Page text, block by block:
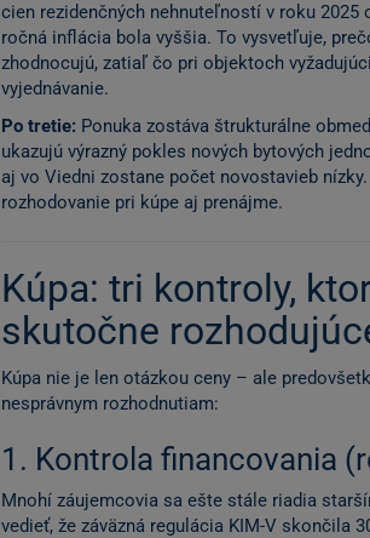
cien rezidenčných nehnuteľností v roku
ročná inflácia bola vyššia. To vysvetľuje,
zhodnocujú, zatiaľ čo pri objektoch
vyjednávanie.
Po tretie: Ponuka zostáva štrukturálne
ukazujú výrazný pokles nových bytových
aj vo Viedni zostane počet novostavieb
rozhodovanie pri kúpe aj prenájme.
Kúpa: tri kontroly,
skutočne
Kúpa nie je len otázkou ceny – ale
nesprávnym rozhodnutiam:
1. Kontrola financovania
Mnohí záujemcovia sa ešte stále riadia
vedieť, že záväzná regulácia KIM-V skončila